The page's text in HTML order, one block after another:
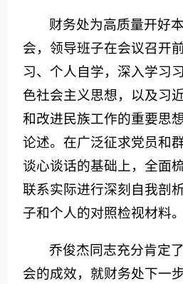
财务处为高质量开好
会，领导班子在会议召开
习、个人自学，深入学习
色社会主义思想，以及习
和改进民族工作的重要思
论述。在广泛征求党员和
谈心谈话的基础上，全面
联系实际进行深刻自我剖
子和个人的对照检视材料。
乔俊杰同志充分肯定
会的成效，就财务处下一